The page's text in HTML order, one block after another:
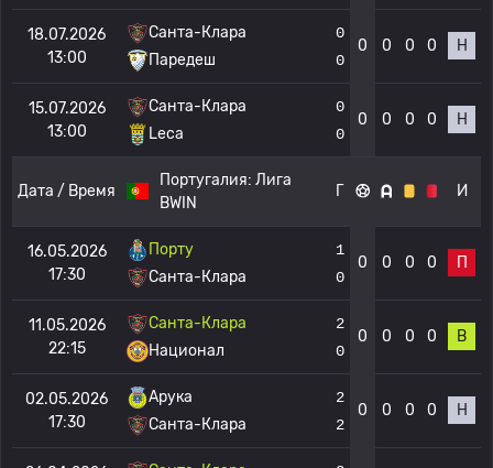
18.07.2026
13:00
Санта-Клара
Паредеш
0
0
0 0 0 0 Н
15.07.2026
13:00
Санта-Клара
Leca
0
0
0 0 0 0 Н
Дата / Время
Португалия: Лига
BWIN
Г И
16.05.2026
17:30
Порту
Санта-Клара
1
0
0 0 0 0 П
11.05.2026
22:15
Санта-Клара
Национал
2
0
0 0 0 0 В
02.05.2026
17:30
Арука
Санта-Клара
2
2
0 0 0 0 Н